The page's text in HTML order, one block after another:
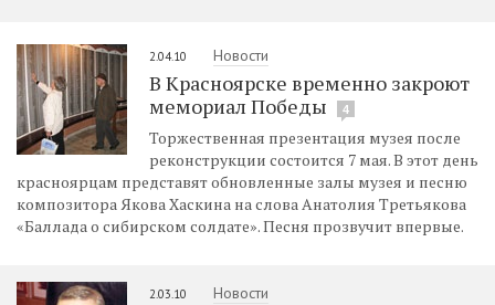
2.04.10 Новости
В Красноярске временно закроют
мемориал Победы
4
Торжественная презентация музея после
реконструкции состоится 7 мая. В этот день
красноярцам представят обновленные залы музея и песню
композитора Якова Хаскина на слова Анатолия Третьякова
«Баллада о сибирском солдате». Песня прозвучит впервые.
2.03.10 Новости